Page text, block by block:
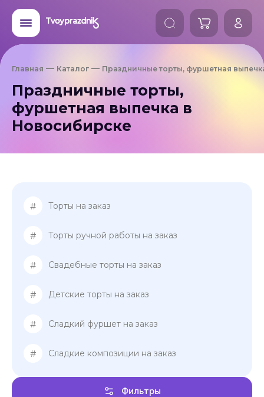
Главная Каталог Праздничные торты, фуршетная
Праздничные торты,
фуршетная выпечка в
Новосибирске
# Торты на заказ
# Торты ручной работы на заказ
# Свадебные торты на заказ
# Детские торты на заказ
# Сладкий фуршет на заказ
# Сладкие композиции на заказ
Фильтры